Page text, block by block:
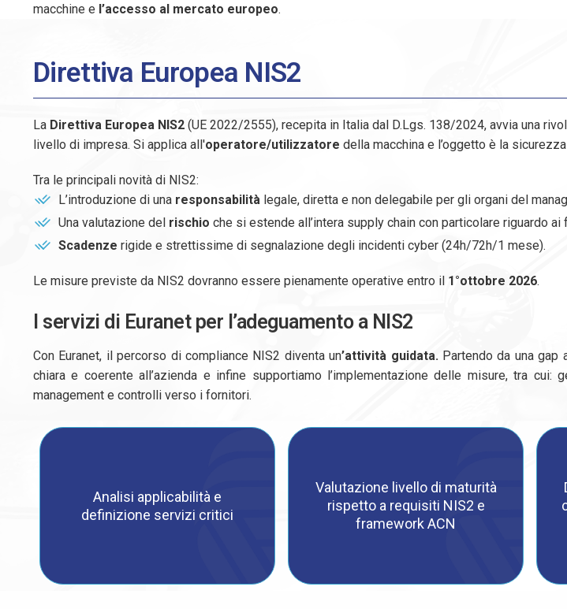
macchine e l’accesso al mercato europeo.
Direttiva Europea NIS2
La Direttiva Europea NIS2 (UE 2022/2555), recepita in Italia dal D.Lgs. 138/2024, avvia una
livello di impresa. Si applica all'operatore/utilizzatore della macchina e l’oggetto è la
Tra le principali novità di NIS2:
L’introduzione di una responsabilità legale, diretta e non delegabile per gli organi del
Una valutazione del rischio che si estende all’intera supply chain con particolare riguardo ai
Scadenze rigide e strettissime di segnalazione degli incidenti cyber (24h/72h/1 mese).
Le misure previste da NIS2 dovranno essere pienamente operative entro il 1°ottobre 2026.
I servizi di Euranet per l’adeguamento a NIS2
Con Euranet, il percorso di compliance NIS2 diventa un’attività guidata. Partendo da una gap
chiara e coerente all’azienda e infine supportiamo l’implementazione delle misure, tra
management e controlli verso i fornitori.
Analisi applicabilità e
definizione servizi critici
Valutazione livello di maturità
rispetto a requisiti NIS2 e
framework ACN